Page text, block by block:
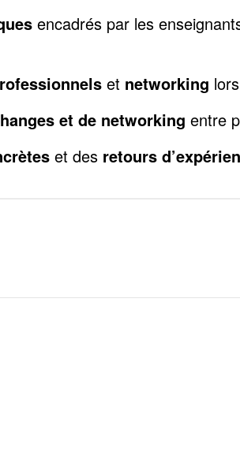
encadrés par les
et networking
et de networking entre
et des retours